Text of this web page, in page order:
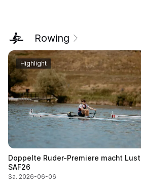
Rowing
Highlight
Doppelte Ruder-Premiere macht Lust
SAF26
Sa. 2026-06-06